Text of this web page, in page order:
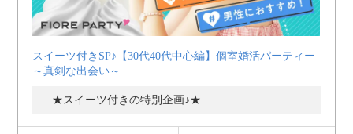
スイーツ付きSP♪【30代40代中心編】個室婚活パーティー
～真剣な出会い～
★スイーツ付きの特別企画♪★